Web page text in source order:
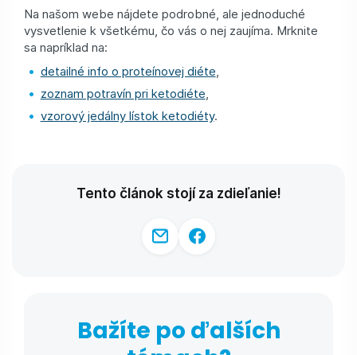
Na našom webe nájdete podrobné, ale jednoduché
vysvetlenie k všetkému, čo vás o nej zaujíma. Mrknite
sa napríklad na:
detailné info o proteínovej diéte
zoznam potravín pri ketodiéte
vzorový jedálny lístok ketodiéty.
Tento článok stojí za zdieľanie!
Bažíte po ďalších